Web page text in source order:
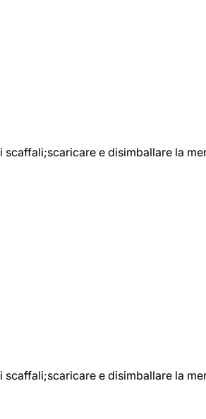
e disimballare la
e disimballare la